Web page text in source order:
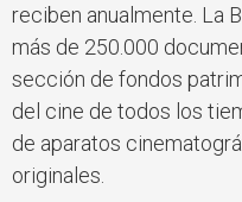
reciben anualmente. La
más de 250.000
sección de fondos
del cine de todos los
de aparatos
originales.